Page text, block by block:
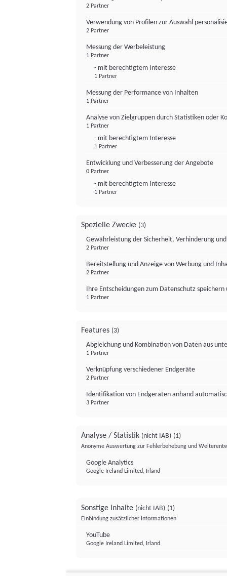
2 Partner
Verwendung von Profilen zur Auswahl
2 Partner
Messung der Werbeleistung
1 Partner
- mit berechtigtem Interesse
1 Partner
Messung der Performance von Inhalten
1 Partner
Analyse von Zielgruppen durch Statistiken oder
1 Partner
- mit berechtigtem Interesse
1 Partner
Entwicklung und Verbesserung der Angebote
0 Partner
- mit berechtigtem Interesse
1 Partner
Spezielle Zwecke (3)
Gewährleistung der Sicherheit, Verhinderung
2 Partner
Bereitstellung und Anzeige von Werbung und
2 Partner
Ihre Entscheidungen zum Datenschutz
1 Partner
Features (3)
Abgleichung und Kombination von Daten aus
1 Partner
Verknüpfung verschiedener Endgeräte
2 Partner
Identifikation von Endgeräten anhand
3 Partner
Analyse / Statistik (nicht IAB) (1)
Anonyme Auswertung zur Fehlerbehebung und
Google Analytics
Google Ireland Limited, Irland
Sonstige Inhalte (nicht IAB) (1)
Einbindung zusätzlicher Informationen
YouTube
Google Ireland Limited, Irland